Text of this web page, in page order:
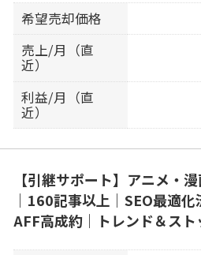
希望売却価格
売上/月（直
近）
利益/月（直
近）
【引継サポート】アニメ・
｜160記事以上｜SEO最適
AFF高成約｜トレンド＆ス